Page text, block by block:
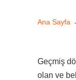
Ana Sayfa
Geçmiş
olan ve